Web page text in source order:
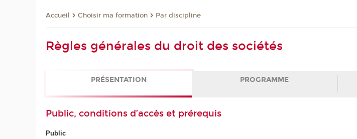
Accueil Choisir ma formation Par discipline
Règles générales du droit des sociétés
PRÉSENTATION PROGRAMME
Public, conditions d’accès et prérequis
Public